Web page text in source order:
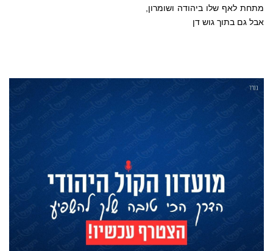
מתחת לאף שלו ביהודה ושומרון,
אבל גם בתוך גוש דן